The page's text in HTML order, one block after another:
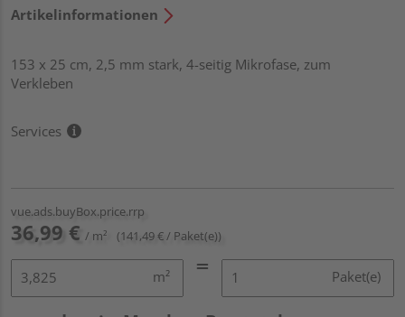
Artikelinformationen
153 x 25 cm, 2,5 mm stark, 4-seitig Mikrofase, zum
Verkleben
Services
vue.ads.buyBox.price.rrp
36,99 € / m² (141,49 € / Paket(e))
m² Paket(e)